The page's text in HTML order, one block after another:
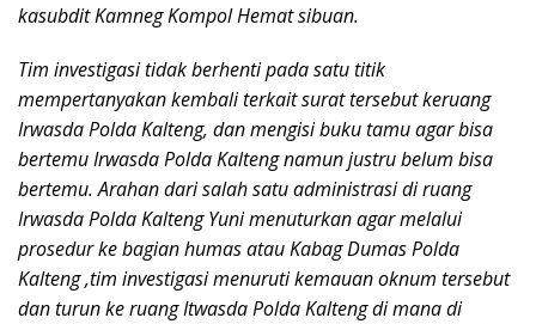
kasubdit Kamneg Kompol Hemat sibuan.
Tim investigasi tidak berhenti pada satu titik
mempertanyakan kembali terkait surat tersebut keruang
Irwasda Polda Kalteng, dan mengisi buku tamu agar bisa
bertemu Irwasda Polda Kalteng namun justru belum bisa
bertemu. Arahan dari salah satu administrasi di ruang
Irwasda Polda Kalteng Yuni menuturkan agar melalui
prosedur ke bagian humas atau Kabag Dumas Polda
Kalteng ,tim investigasi menuruti kemauan oknum tersebut
dan turun ke ruang Itwasda Polda Kalteng di mana di